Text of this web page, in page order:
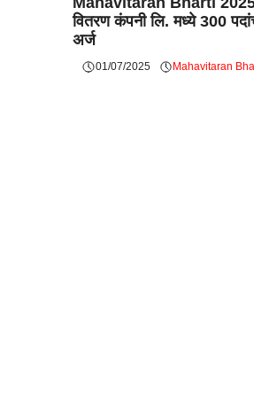
वितरण कंपनी लि. मध्ये 300
अर्ज
01/07/2025 Mahavitaran